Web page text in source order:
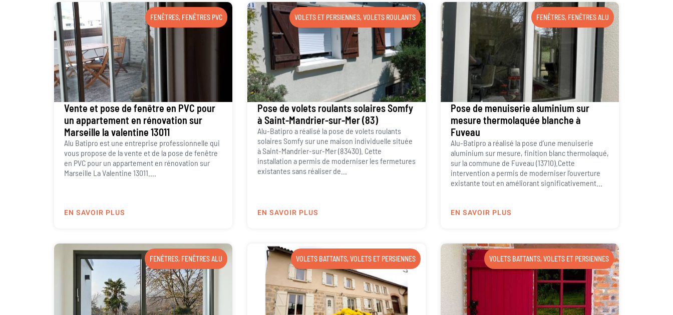
FENÊTRES, FENÊTRES PVC
Vente et pose de fenêtre en PVC pour
un appartement en rénovation sur
Marseille la valentine 13011
Alu Batipro est une entreprise professionnelle qui
vous propose de la vente et de la pose de fenêtre
en PVC pour un appartement en rénovation sur
Marseille La Valentine 13011....
EN SAVOIR PLUS
VOLETS ET PERSIENNES,VOLETS ROULANTS
Pose de volets roulants solaires Somfy
à Saint-Mandrier-sur-Mer (83)
Alu-Batipro a réalisé la pose de volets roulants
solaires Somfy sur une maison individuelle située
à Saint-Mandrier-sur-Mer (83430). Cette
installation a permis de moderniser les fermetures
existantes sans réaliser de...
EN SAVOIR PLUS
FENÊTRES, FENÊTRES ALU
Pose de menuiserie aluminium sur
mesure thermolaquée blanche à
Fuveau
Alu-Batipro a réalisé la pose d’une menuiserie
aluminium sur mesure, finition blanc thermolaqué,
sur la commune de Fuveau (13710).Cette
intervention a permis de moderniser l’ouverture
existante tout en améliorant significativement...
EN SAVOIR PLUS
FENÊTRES, FENÊTRES ALU VOLETS BATTANTS,VOLETS ET PERSIENNES VOLETS BATTANTS,VOLETS ET PERSIENNES